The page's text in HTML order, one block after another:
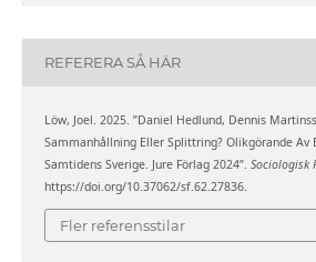
REFERERA SÅ HÄR
Löw, Joel. 2025. ”Daniel Hedlund, Dennis
Sammanhållning Eller Splittring? Olikgörande Av
Samtidens Sverige. Jure Förlag 2024”. Sociologisk
https://doi.org/10.37062/sf.62.27836.
Fler referensstilar